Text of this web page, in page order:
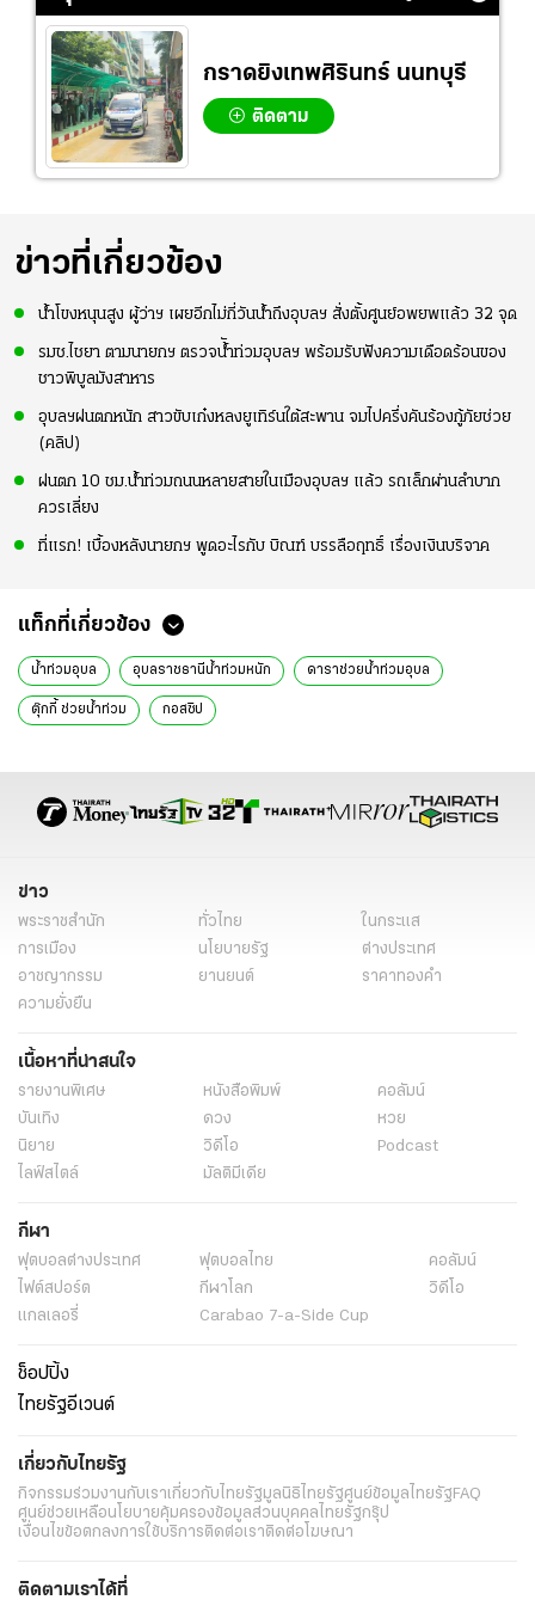
กราดยิงเทพศิรินทร์ นนทบุรี
ติดตาม
ข่าวที่เกี่ยวข้อง
น้ำโขงหนุนสูง ผู้ว่าฯ เผยอีกไม่กี่วันน้ำถึงอุบลฯ สั่งตั้งศูนย์อพยพแล้ว 32 จุด
รมช.ไชยา ตามนายกฯ ตรวจน้ัำท่วมอุบลฯ พร้อมรับฟังความเดือดร้อนของ
ชาวพิบูลมังสาหาร
อุบลฯฝนตกหนัก สาวขับเก๋งหลงยูเทิร์นใต้สะพาน จมไปครึ่งคันร้องกู้ภัยช่วย
(คลิป)
ฝนตก 10 ชม.น้ำท่วมถนนหลายสายในเมืองอุบลฯ แล้ว รถเล็กผ่านลำบาก
ควรเลี่ยง
ที่แรก! เบื้องหลังนายกฯ พูดอะไรกับ บิณฑ์ บรรลือฤทธิ์ เรื่องเงินบริจาค
แท็กที่เกี่ยวข้อง
น้ำท่วมอุบล อุบลราชธานีน้ำท่วมหนัก ดาราช่วยน้ำท่วมอุบล
ตุ๊กกี้ ช่วยน้ำท่วม กอสซิป
ข่าว
พระราชสำนัก ทั่วไทย
ในกระแส
การเมือง
นโยบายรัฐ
ต่างประเทศ
อาชญากรรม
ยานยนต์
ราคาทองคำ
ความยั่งยืน
เนื้อหาที่น่าสนใจ
รายงานพิเศษ หนังสือพิมพ์
คอลัมน์
บันเทิง
ดวง
หวย
นิยาย
วิดีโอ
Podcast
ไลฟ์สไตล์
มัลติมีเดีย
กีฬา
ฟุตบอลต่่างประเทศ ฟุตบอลไทย
คอลัมน์
ไฟต์สปอร์ต
กีฬาโลก
วิดีโอ
แกลเลอรี่
Carabao 7-a-Side Cup
ช็อปปิ้ง
ไทยรัฐอีเวนต์
เกี่ยวกับไทยรัฐ
กิจกรรมร่วมงานกับเราเกี่ยวกับไทยรัฐมูลนิธิไทยรัฐศูนย์ข้อมูลไทยรัฐFAQ
ศูนย์ช่วยเหลือนโยบายคุ้มครองข้อมูลส่วนบุคคลไทยรัฐกรุ๊ป
เงื่อนไขข้อตกลงการใช้บริการติดต่อเราติดต่อโฆษณา
ติดตามเราได้ที่